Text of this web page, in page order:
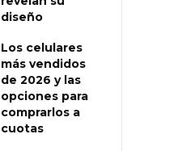
diseño
Los celulares
más vendidos
de 2026 y las
opciones para
comprarlos a
cuotas